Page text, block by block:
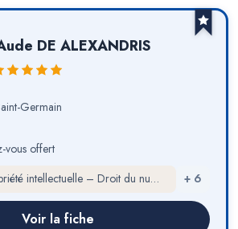
Aude DE ALEXANDRIS
Germain
vous offert
Droit de la propriété intellectuelle – Droit du numérique
+ 6
Voir la fiche